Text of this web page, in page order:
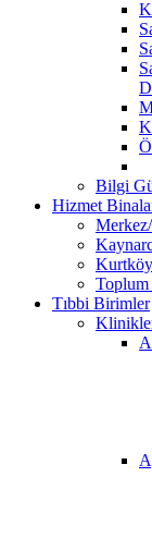
Bilgi
Hizmet
Toplum
Tıbbi Birimler